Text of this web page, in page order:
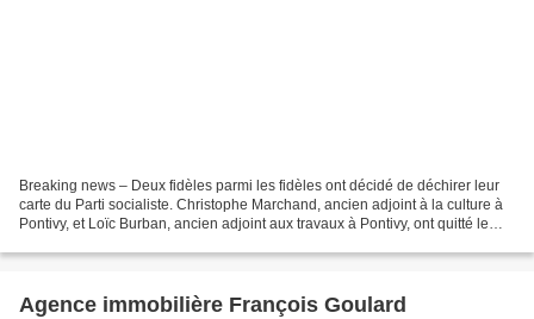
Breaking news – Deux fidèles parmi les fidèles ont décidé de déchirer leur
carte du Parti socialiste. Christophe Marchand, ancien adjoint à la culture à
Pontivy, et Loïc Burban, ancien adjoint aux travaux à Pontivy, ont quitté le
Agence immobilière François Goulard